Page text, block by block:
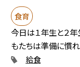
食育
今日は１年生と２
もたちは準備に慣
給食